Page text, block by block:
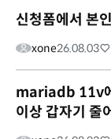
신청폼에서 본
xone26.08.03
mariadb 11v
이상 갑자기 줄